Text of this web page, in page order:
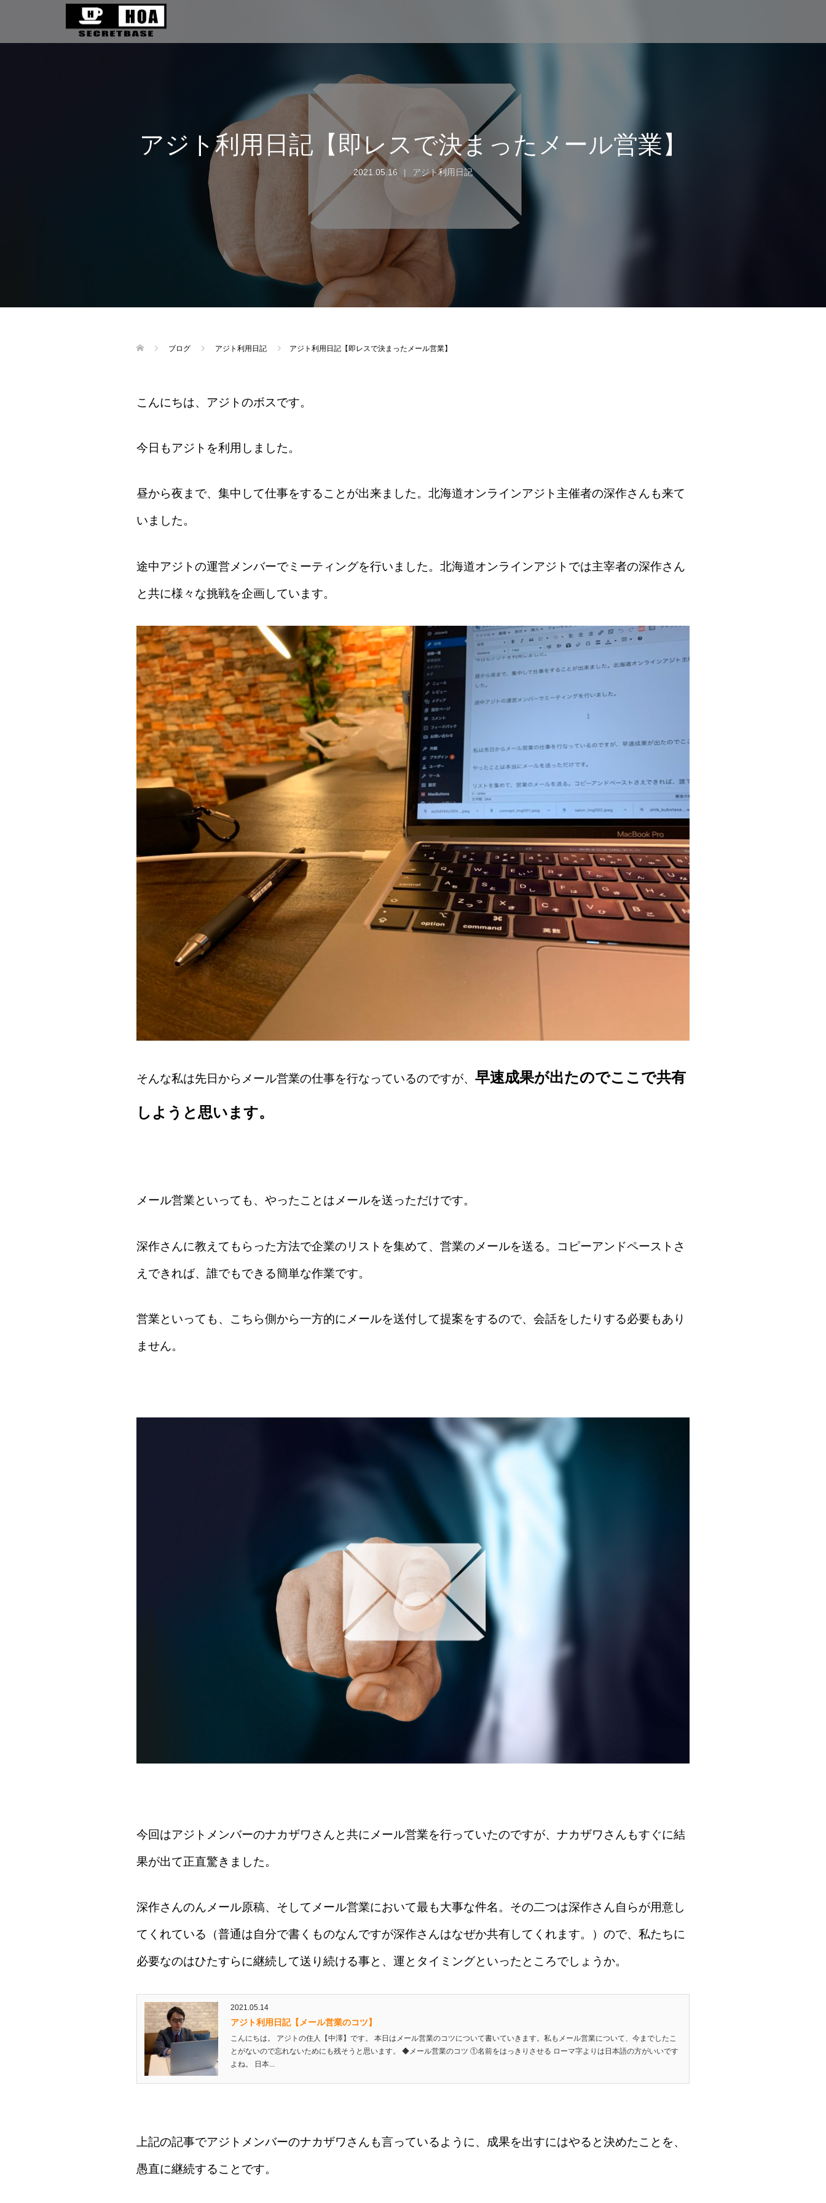
アジト利用日記【即レスで決まったメール営業】
2021.05.16 アジト利用日記
ブログ アジト利用日記 アジト利用日記【即レスで決まったメール営業】
こんにちは、アジトのボスです。
今日もアジトを利用しました。
昼から夜まで、集中して仕事をすることが出来ました。北海道オンラインアジト主催者の深作さんも来て
いました。
途中アジトの運営メンバーでミーティングを行いました。北海道オンラインアジトでは主宰者の深作さん
と共に様々な挑戦を企画しています。
そんな私は先日からメール営業の仕事を行なっているのですが、 早速成果が出たのでここで共有
しようと思います。
メール営業といっても、やったことはメールを送っただけです。
深作さんに教えてもらった方法で企業のリストを集めて、営業のメールを送る。コピーアンドペーストさ
えできれば、誰でもできる簡単な作業です。
営業といっても、こちら側から一方的にメールを送付して提案をするので、会話をしたりする必要もあり
ません。
今回はアジトメンバーのナカザワさんと共にメール営業を行っていたのですが、ナカザワさんもすぐに結
果が出て正直驚きました。
深作さんのんメール原稿、そしてメール営業において最も大事な件名。その二つは深作さん自らが用意し
てくれている（普通は自分で書くものなんですが深作さんはなぜか共有してくれます。）ので、私たちに
必要なのはひたすらに継続して送り続ける事と、運とタイミングといったところでしょうか。
2021.05.14
アジト利用日記【メール営業のコツ】
こんにちは。 アジトの住人【中澤】です。 本日はメール営業のコツについて書いていきます。私もメール営業について、今までしたこ
とがないので忘れないためにも残そうと思います。 ◆メール営業のコツ ①名前をはっきりさせる ローマ字よりは日本語の方がいいです
よね。 日本...
上記の記事でアジトメンバーのナカザワさんも言っているように、成果を出すにはやると決めたことを、
愚直に継続することです。